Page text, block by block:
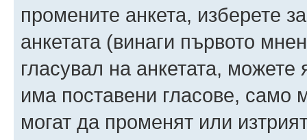
промените анкета, изберете
анкетата (винаги първото
гласувал на анкетата,
има поставени гласове, само
могат да променят или